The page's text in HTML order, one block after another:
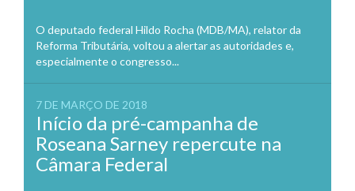
O deputado federal Hildo Rocha (MDB/MA), relator da
Reforma Tributária, voltou a alertar as autoridades e,
especialmente o congresso...
7 DE MARÇO DE 2018
Início da pré-campanha de
Roseana Sarney repercute na
Câmara Federal